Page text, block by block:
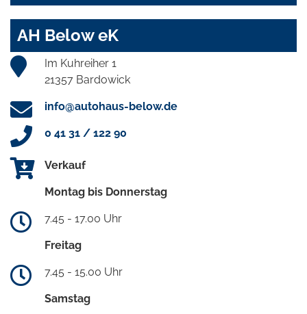
AH Below eK
Im Kuhreiher 1
21357 Bardowick
info@autohaus-below.de
0 41 31 / 122 90
Verkauf
Montag bis Donnerstag
7.45 - 17.00 Uhr
Freitag
7.45 - 15.00 Uhr
Samstag